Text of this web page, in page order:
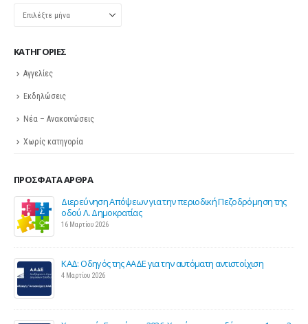
KΑΤΗΓΟΡΊΕΣ
Αγγελίες
Εκδηλώσεις
Νέα – Ανακοινώσεις
Χωρίς κατηγορία
ΠΡΌΣΦΑΤΑ ΆΡΘΡΑ
Σε λειτουργία το νέο Helpdesk της ΕΣΕΕ με κορυφαίους
επιστήμονες για την υποστήριξη των εμπορικών
επιχειρήσεων
Παράταση της υποχρεωτικής έναρξης της ηλεκτρονικής
τιμολόγησης